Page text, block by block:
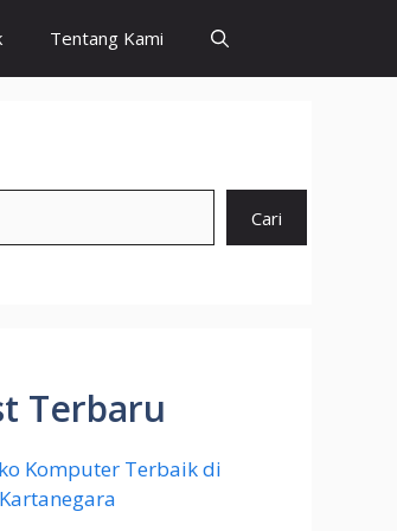
Tentang Kami
Cari
Terbaru
Komputer Terbaik di